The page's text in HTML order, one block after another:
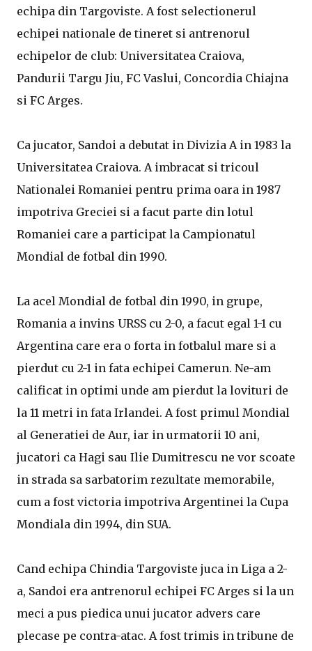
echipa din Targoviste. A fost selectionerul
echipei nationale de tineret si antrenorul
echipelor de club: Universitatea Craiova,
Pandurii Targu Jiu, FC Vaslui, Concordia Chiajna
si FC Arges.
Ca jucator, Sandoi a debutat in Divizia A in 1983 la
Universitatea Craiova. A imbracat si tricoul
Nationalei Romaniei pentru prima oara in 1987
impotriva Greciei si a facut parte din lotul
Romaniei care a participat la Campionatul
Mondial de fotbal din 1990.
La acel Mondial de fotbal din 1990, in grupe,
Romania a invins URSS cu 2-0, a facut egal 1-1 cu
Argentina care era o forta in fotbalul mare si a
pierdut cu 2-1 in fata echipei Camerun. Ne-am
calificat in optimi unde am pierdut la lovituri de
la 11 metri in fata Irlandei. A fost primul Mondial
al Generatiei de Aur, iar in urmatorii 10 ani,
jucatori ca Hagi sau Ilie Dumitrescu ne vor scoate
in strada sa sarbatorim rezultate memorabile,
cum a fost victoria impotriva Argentinei la Cupa
Mondiala din 1994, din SUA.
Cand echipa Chindia Targoviste juca in Liga a 2-
a, Sandoi era antrenorul echipei FC Arges si la un
meci a pus piedica unui jucator advers care
plecase pe contra-atac. A fost trimis in tribune de